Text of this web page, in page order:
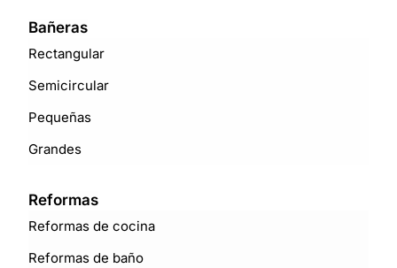
Bañeras
Rectangular
Semicircular
Pequeñas
Grandes
Reformas
Reformas de cocina
Reformas de baño